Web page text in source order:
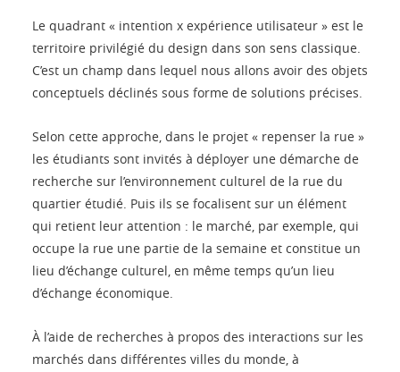
Le quadrant « intention x expérience utilisateur » est le
territoire privilégié du design dans son sens classique.
C’est un champ dans lequel nous allons avoir des objets
conceptuels déclinés sous forme de solutions précises.
Selon cette approche, dans le projet « repenser la rue »
les étudiants sont invités à déployer une démarche de
recherche sur l’environnement culturel de la rue du
quartier étudié. Puis ils se focalisent sur un élément
qui retient leur attention : le marché, par exemple, qui
occupe la rue une partie de la semaine et constitue un
lieu d’échange culturel, en même temps qu’un lieu
d’échange économique.
À l’aide de recherches à propos des interactions sur les
marchés dans différentes villes du monde, à